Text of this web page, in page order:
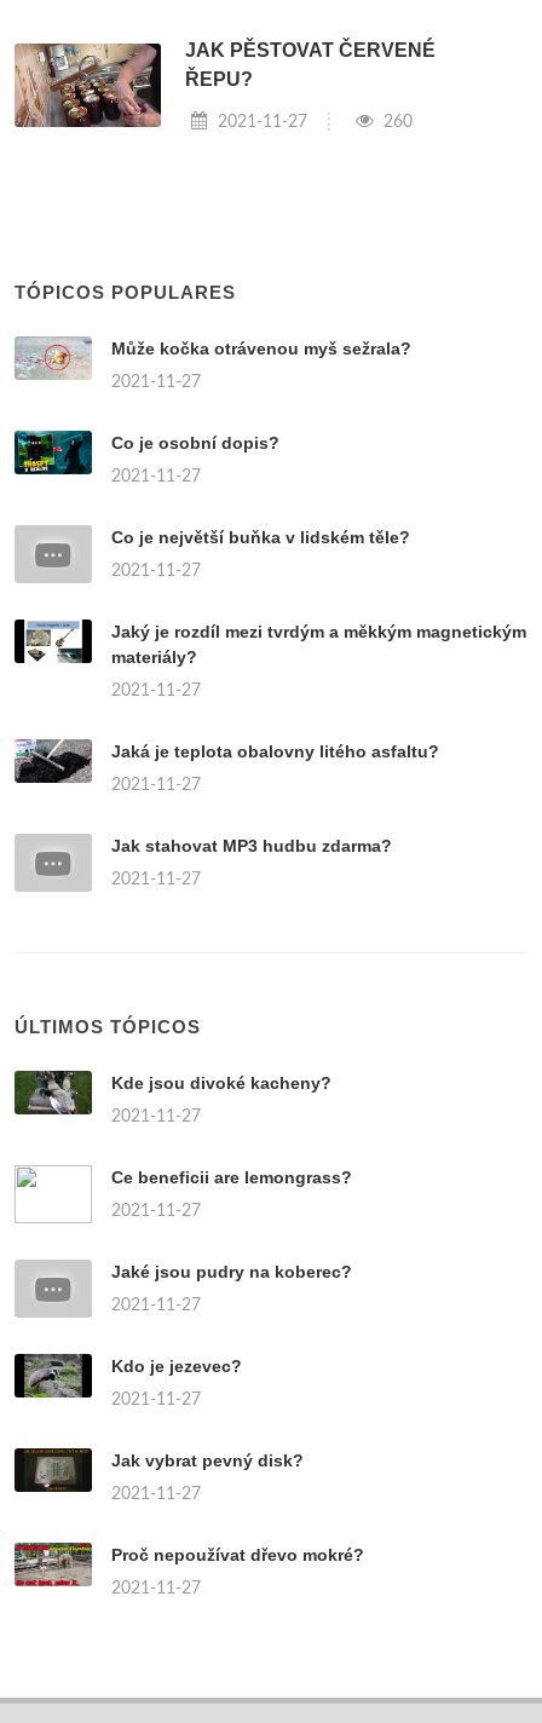
JAK PĚSTOVAT ČERVENÉ
ŘEPU?
2021-11-27 260
TÓPICOS POPULARES
Může kočka otrávenou myš sežrala?
2021-11-27
Co je osobní dopis?
2021-11-27
Co je největší buňka v lidském těle?
2021-11-27
Jaký je rozdíl mezi tvrdým a měkkým magnetickým
materiály?
2021-11-27
Jaká je teplota obalovny litého asfaltu?
2021-11-27
Jak stahovat MP3 hudbu zdarma?
2021-11-27
ÚLTIMOS TÓPICOS
Kde jsou divoké kacheny?
2021-11-27
Ce beneficii are lemongrass?
2021-11-27
Jaké jsou pudry na koberec?
2021-11-27
Kdo je jezevec?
2021-11-27
Jak vybrat pevný disk?
2021-11-27
Proč nepoužívat dřevo mokré?
2021-11-27